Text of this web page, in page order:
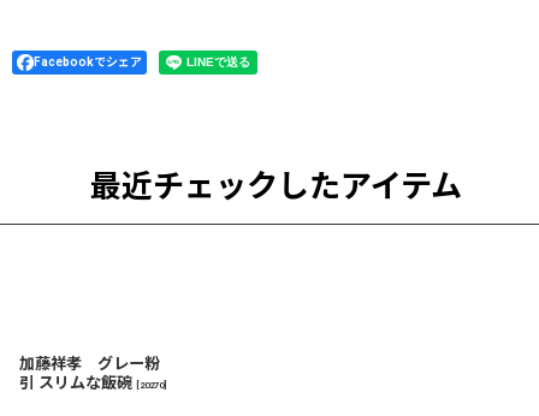
Facebookでシェア
最近チェックしたアイテム
加藤祥孝 グレー粉
引 スリムな飯碗
20270]